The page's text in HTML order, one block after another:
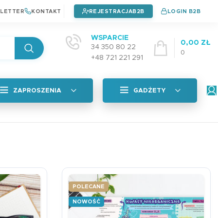
KONTAKT REJESTRACJA LOGIN B2B
WSPARCIE
34 350 80 22
+48 721 221 291
0
0,00 ZŁ
Plan Lekcji A5 PAD
ZAPROSZENIA
Zaproszenia na urodziny
Zaproszenia na komunie
GADŻETY
POLECANE
NOWOŚĆ